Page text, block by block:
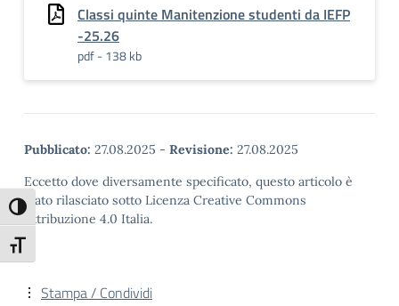
Attiva/disattiva alto contrasto
Attiva/disattiva dimensione testo
Classi quinte Manitenzione studenti da IEFP
-25.26
pdf - 138 kb
Pubblicato: 27.08.2025 - Revisione: 27.08.2025
Eccetto dove diversamente specificato, questo articolo è
stato rilasciato sotto Licenza Creative Commons
Attribuzione 4.0 Italia.
Stampa / Condividi